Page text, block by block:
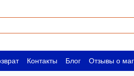
Контакты Блог
Отзывы о
Вакансии